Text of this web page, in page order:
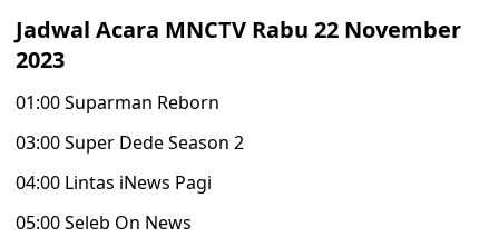
Jadwal Acara MNCTV Rabu 22 November
2023
01:00 Suparman Reborn
03:00 Super Dede Season 2
04:00 Lintas iNews Pagi
05:00 Seleb On News